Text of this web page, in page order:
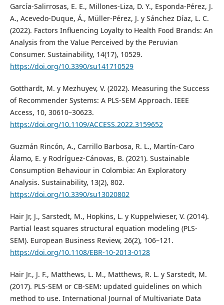
García-Salirrosas, E. E., Millones-Liza, D. Y., Esponda-Pérez, J.
A., Acevedo-Duque, Á., Müller-Pérez, J. y Sánchez Díaz, L. C.
(2022). Factors Influencing Loyalty to Health Food Brands: An
Analysis from the Value Perceived by the Peruvian
Consumer. Sustainability, 14(17), 10529.
https://doi.org/10.3390/su141710529
Gotthardt, M. y Mezhuyev, V. (2022). Measuring the Success
of Recommender Systems: A PLS-SEM Approach. IEEE
Access, 10, 30610–30623.
https://doi.org/10.1109/ACCESS.2022.3159652
Guzmán Rincón, A., Carrillo Barbosa, R. L., Martín-Caro
Álamo, E. y Rodríguez-Cánovas, B. (2021). Sustainable
Consumption Behaviour in Colombia: An Exploratory
Analysis. Sustainability, 13(2), 802.
https://doi.org/10.3390/su13020802
Hair Jr, J., Sarstedt, M., Hopkins, L. y Kuppelwieser, V. (2014).
Partial least squares structural equation modeling (PLS-
SEM). European Business Review, 26(2), 106–121.
https://doi.org/10.1108/EBR-10-2013-0128
Hair Jr., J. F., Matthews, L. M., Matthews, R. L. y Sarstedt, M.
(2017). PLS-SEM or CB-SEM: updated guidelines on which
method to use. International Journal of Multivariate Data